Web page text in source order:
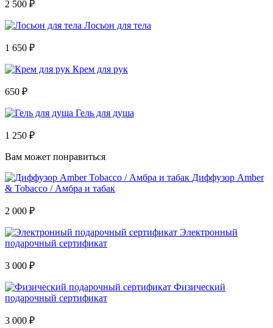
2 500 ₽
Лосьон для тела
1 650 ₽
Крем для рук
650 ₽
Гель для душа
1 250 ₽
Вам может понравиться
Диффузор Amber
& Tobacco / Амбра и табак
2 000 ₽
Электронный
подарочный сертификат
3 000 ₽
Физический
подарочный сертификат
3 000 ₽